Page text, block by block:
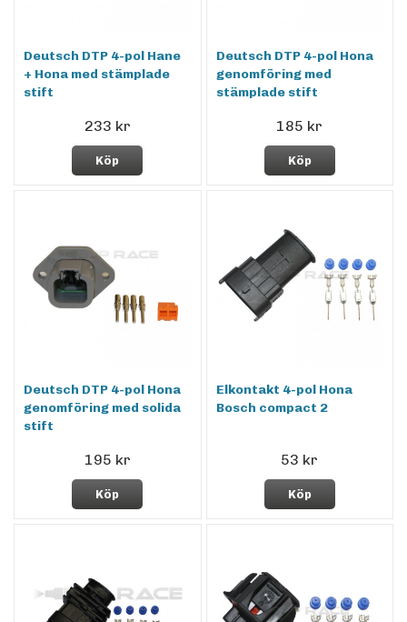
Deutsch DTP 4-pol Hane
+ Hona med stämplade
stift
233 kr
Köp
Deutsch DTP 4-pol Hona
genomföring med
stämplade stift
185 kr
Köp
Deutsch DTP 4-pol Hona
genomföring med solida
stift
195 kr
Köp
Elkontakt 4-pol Hona
Bosch compact 2
53 kr
Köp